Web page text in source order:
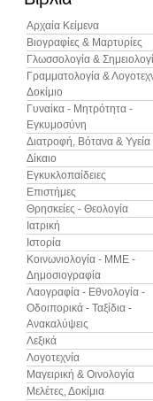
Αρχαία Κείμενα
Βιογραφίες & Μαρτυρίες
Γλωσσολογία &
Γραμματολογία &
Δοκίμιο
Γυναίκα - Μητρότητα -
Εγκυμοσύνη
Διατροφή, Βότανα & Υγεία
Δίκαιο
Εγκυκλοπαίδειες
Επιστήμες
Θρησκείες - Θεολογία
Ιατρική
Ιστορία
Κοινωνιολογία - ΜΜΕ -
Δημοσιογραφία
Λαογραφία - Εθνολογία -
Οδοιπορικά - Ταξίδια -
Ανακαλύψεις
Λεξικά
Λογοτεχνία
Μαγειρική & Οινολογία
Μελέτες, Δοκίμια